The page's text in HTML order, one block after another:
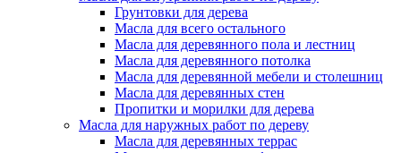
Грунтовки для дерева
Масла для всего остального
Масла для деревянного пола и лестниц
Масла для деревянного потолка
Масла для деревянной мебели и столешниц
Масла для деревянных стен
Пропитки и морилки для дерева
Масла для наружных работ по дереву
Масла для деревянных террас